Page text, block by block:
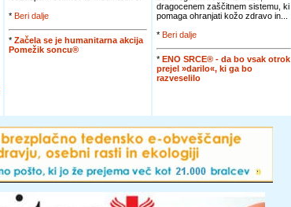
* Beri dalje
* Začela se je humanitarna akcija
Pomežik soncu®
dragocenem zaščitnem sistemu, ki
pomaga ohranjati kožo zdravo in...
* Beri dalje
* ENO SRCE® - da bo vsak otrok
prejel »darilo«, ki ga bo
razveselilo